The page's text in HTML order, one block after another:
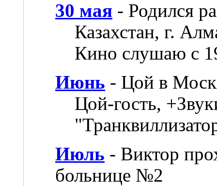
30 мая - Родился
Казахстан, г.
Кино слушаю с
Июнь - Цой в
Цой-гость,
Июль - Виктор
больнице №2